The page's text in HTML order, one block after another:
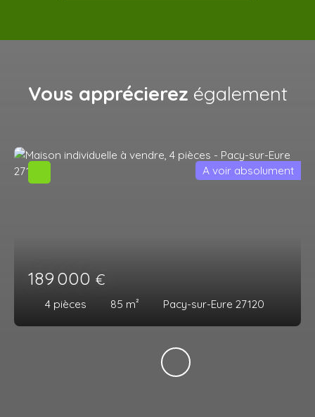
Vous apprécierez également
189 000 €
4 pièces 85 m² Pacy-sur-Eure 27120
A voir absolument